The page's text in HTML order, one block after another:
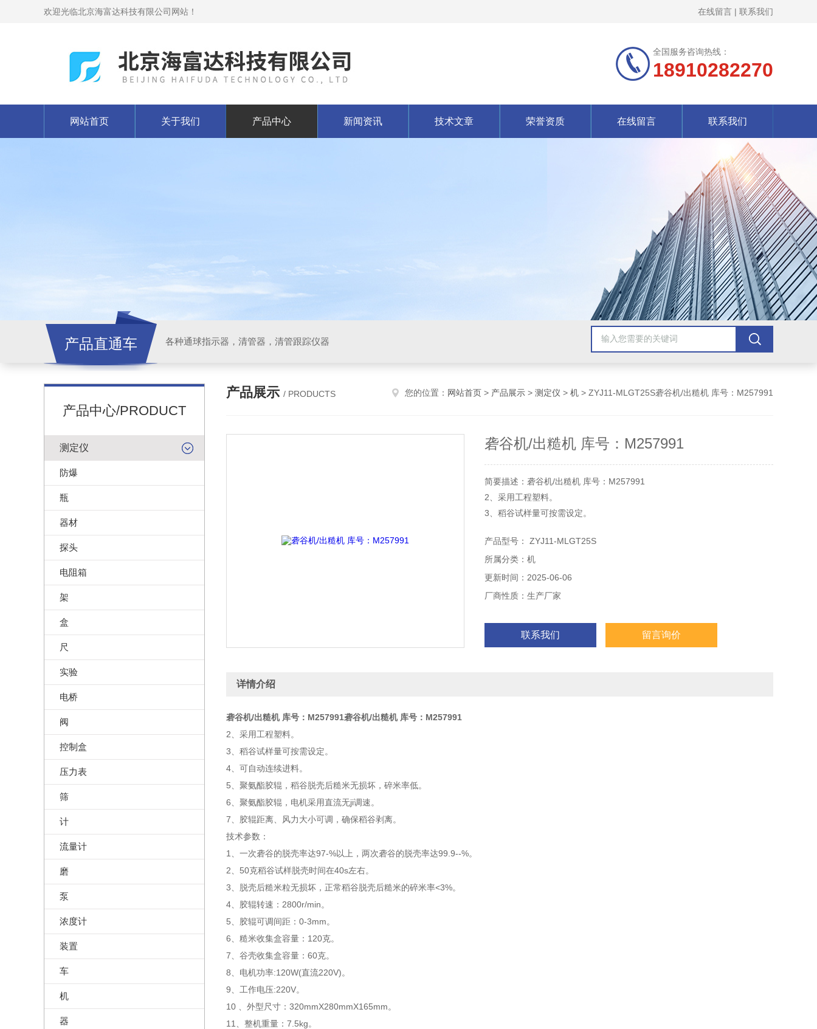
欢迎光临北京海富达科技有限公司网站！ 在线留言 | 联系我们
全国服务咨询热线：
18910282270
网站首页 关于我们 产品中心 新闻资讯 技术文章 荣誉资质 在线留言 联系我们
产品直通车 各种通球指示器，清管器，清管跟踪仪器
产品中心/PRODUCT
测定仪
防爆
瓶
器材
探头
电阻箱
架
盒
尺
实验
电桥
阀
控制盒
压力表
筛
计
流量计
磨
泵
浓度计
装置
车
机
器
产品展示 / PRODUCTS 您的位置： 网站首页 > 产品展示 > 测定仪 > 机 > ZYJ11-MLGT25S砻谷机/出糙机 库号：M257991
砻谷机/出糙机 库号：M257991
简要描述：砻谷机/出糙机 库号：M257991
2、采用工程塑料。
3、稻谷试样量可按需设定。
5、聚氨酯胶辊，稻谷脱壳后糙米无损坏，碎米率低。
6、聚氨酯胶辊，电机采用直流无ji调速。
产品型号： ZYJ11-MLGT25S
所属分类：机
更新时间：2025-06-06
厂商性质：生产厂家
联系我们 留言询价
详情介绍
砻谷机/出糙机 库号：M257991砻谷机/出糙机 库号：M257991
2、采用工程塑料。
3、稻谷试样量可按需设定。
4、可自动连续进料。
5、聚氨酯胶辊，稻谷脱壳后糙米无损坏，碎米率低。
6、聚氨酯胶辊，电机采用直流无ji调速。
7、胶辊距离、风力大小可调，确保稻谷剥离。
技术参数：
1、一次砻谷的脱壳率达97-%以上，两次砻谷的脱壳率达99.9--%。
2、50克稻谷试样脱壳时间在40s左右。
3、脱壳后糙米粒无损坏，正常稻谷脱壳后糙米的碎米率<3%。
4、胶辊转速：2800r/min。
5、胶辊可调间距：0-3mm。
6、糙米收集盒容量：120克。
7、谷壳收集盒容量：60克。
8、电机功率:120W(直流220V)。
9、工作电压:220V。
10 、外型尺寸：320mmX280mmX165mm。
11、整机重量：7.5kg。